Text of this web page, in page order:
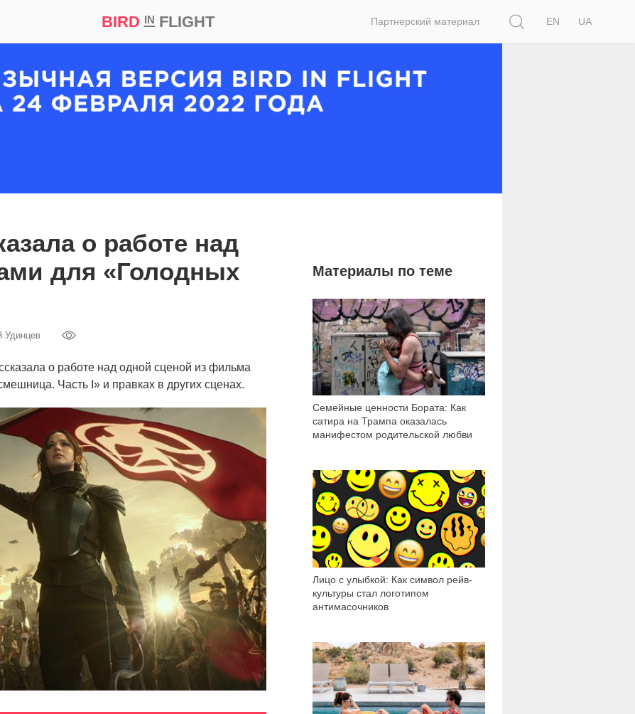
BIRD INFLIGHT Партнерский материал
EN
UA
о работе над
для «Голодных
Удинцев
о работе над одной сценой из фильма
Часть I» и правках в других сценах.
Материалы по теме
Семейные ценности Бората: Как
сатира на Трампа оказалась
манифестом родительской любви
2 258
Лицо с улыбкой: Как символ рейв-
культуры стал логотипом
антимасочников
9 484
2 115